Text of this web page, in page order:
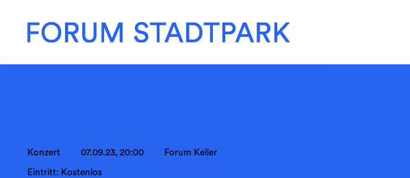
Konzert 07.09.23, 20:00 Forum Keller
Eintritt: Kostenlos